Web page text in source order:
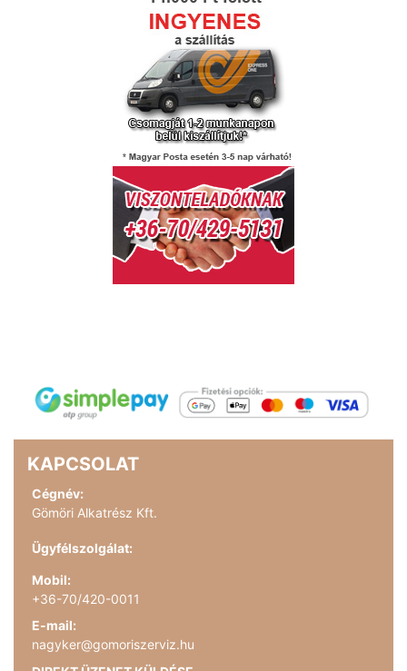
KAPCSOLAT
Cégnév:
Gömöri Alkatrész Kft.
Ügyfélszolgálat:
Mobil:
+36-70/420-0011
E-mail:
nagyker@gomoriszerviz.hu